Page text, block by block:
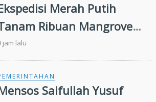
Merah Putih
Ribuan Mangrove
Serahkan Bantuan
di Pulau Rupat
jam lalu
Saifullah Yusuf